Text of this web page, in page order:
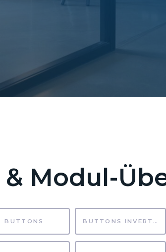
Modul-
BUTTONS BUTTONS INVERTIERT